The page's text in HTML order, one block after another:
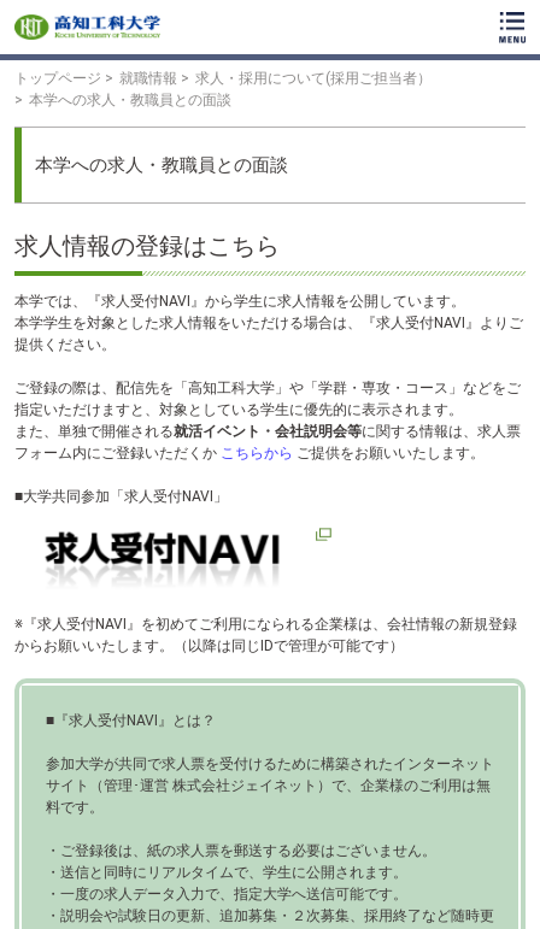
ッ
トップページ 就職情報
求人・採用について(採用ご担当者）
本学への求人・教職員との面談
本学への求人・教職員との面談
求人情報の登録はこちら
本学では、『求人受付NAVI』から学生に求人情報を公開しています。
本学学生を対象とした求人情報をいただける場合は、『求人受付NAVI』よりご
提供ください。
ご登録の際は、配信先を「高知工科大学」や「学群・専攻・コース」などをご
指定いただけますと、対象としている学生に優先的に表示されます。
また、単独で開催される就活イベント・会社説明会等に関する情報は、求人票
フォーム内にご登録いただくか こちらから ご提供をお願いいたします。
■大学共同参加「求人受付NAVI」
※『求人受付NAVI』を初めてご利用になられる企業様は、会社情報の新規登録
からお願いいたします。
（以降は同じIDで管理が可能です）
■『求人受付NAVI』とは？
参加大学が共同で求人票を受付けるために構築されたインターネット
サイト（管理･運営 株式会社ジェイネット）で、企業様のご利用は無
料です。
・ご登録後は、紙の求人票を郵送する必要はございません。
・送信と同時にリアルタイムで、学生に公開されます。
・一度の求人データ入力で、指定大学へ送信可能です。
・説明会や試験日の更新、追加募集・２次募集、採用終了など随時更